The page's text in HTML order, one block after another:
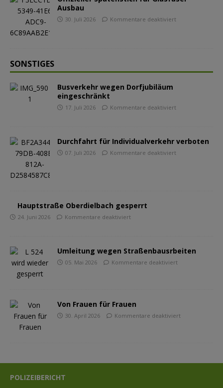
Ausbau
30. Juli 2026 Kommentare deaktiviert
SONSTIGES
Busverkehr wegen Dorfjubiläum
eingeschränkt
17. Juli 2026 Kommentare deaktiviert
Durchfahrt für Individualverkehr verboten
07. Juli 2026 Kommentare deaktiviert
Hauptstraße Oberdielbach gesperrt
24. Juni 2026 Kommentare deaktiviert
Umleitung wegen Straßenbausrbeiten
05. Mai 2026 Kommentare deaktiviert
Von Frauen für Frauen
30. April 2026 Kommentare deaktiviert
POLIZEIBERICHT